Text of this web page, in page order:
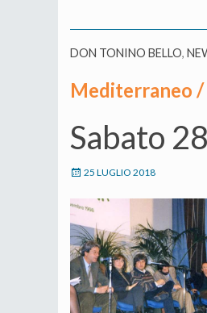
DON TONINO BELLO,
Mediterraneo /
Sabato
25 LUGLIO 2018